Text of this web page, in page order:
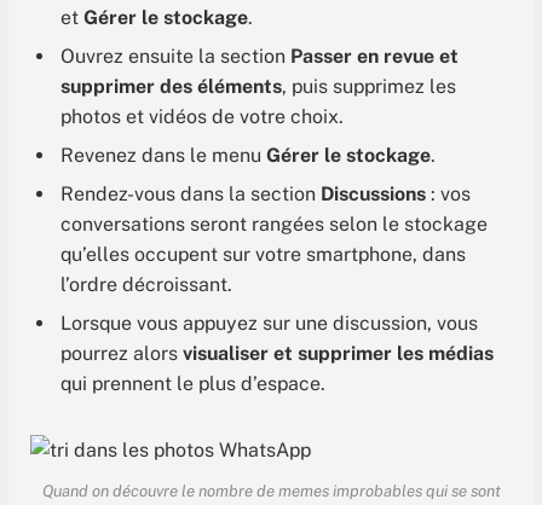
et Gérer le stockage.
Ouvrez ensuite la section Passer en revue et
supprimer des éléments, puis supprimez les
photos et vidéos de votre choix.
Revenez dans le menu Gérer le stockage.
Rendez-vous dans la section Discussions : vos
conversations seront rangées selon le stockage
qu’elles occupent sur votre smartphone, dans
l’ordre décroissant.
Lorsque vous appuyez sur une discussion, vous
pourrez alors visualiser et supprimer les médias
qui prennent le plus d’espace.
Quand on découvre le nombre de memes improbables qui se sont